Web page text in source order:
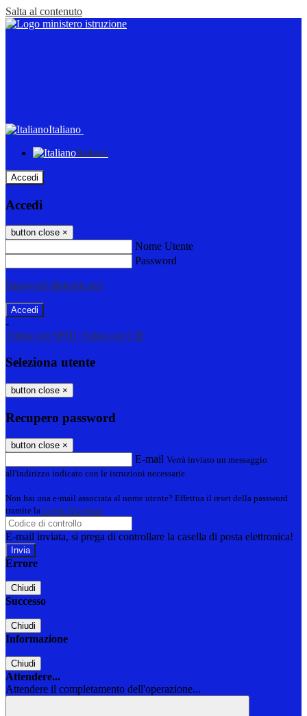
Salta al contenuto
Italiano
Italiano
Accedi
Accedi
button close ×
Nome Utente
Password
Password dimenticata?
-
Entra con SPID Entra con CIE
Seleziona utente
button close ×
Recupero password
button close ×
E-mail Verrà inviato un messaggio
all'indirizzo indicato con le istruzioni necessarie.
Non hai una e-mail associata al nome utente? Effettua il reset della password
tramite la Login Spaggiari
E-mail inviata, si prega di controllare la casella di posta elettronica!
Errore
Chiudi
Successo
Chiudi
Informazione
Chiudi
Attendere...
Attendere il completamento dell'operazione...